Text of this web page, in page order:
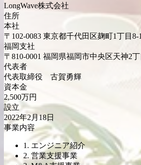
LongWave株式会社
住所
本社
〒102-0083 東京都千代田区麹町1丁目
福岡支社
〒810-0001 福岡県福岡市中央区天神2
代表者
代表取締役 古賀勇輝
資本金
2,500万円
設立
2022年2月18日
事業内容
1. エンジニア紹介
2. 営業支援事業